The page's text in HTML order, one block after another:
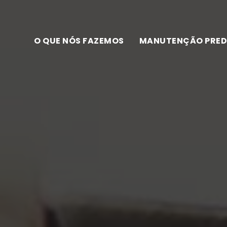
O QUE NÓS FAZEMOS MANUTENÇÃO